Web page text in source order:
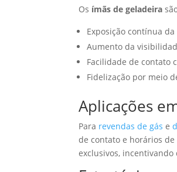
Os ímãs de geladeira
Exposição contínua
Aumento da
Facilidade de contato
Fidelização por meio
Aplicações
Para revendas de gás e
de contato e horários
exclusivos,